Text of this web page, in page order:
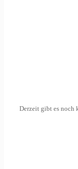
Derzeit gibt es noch